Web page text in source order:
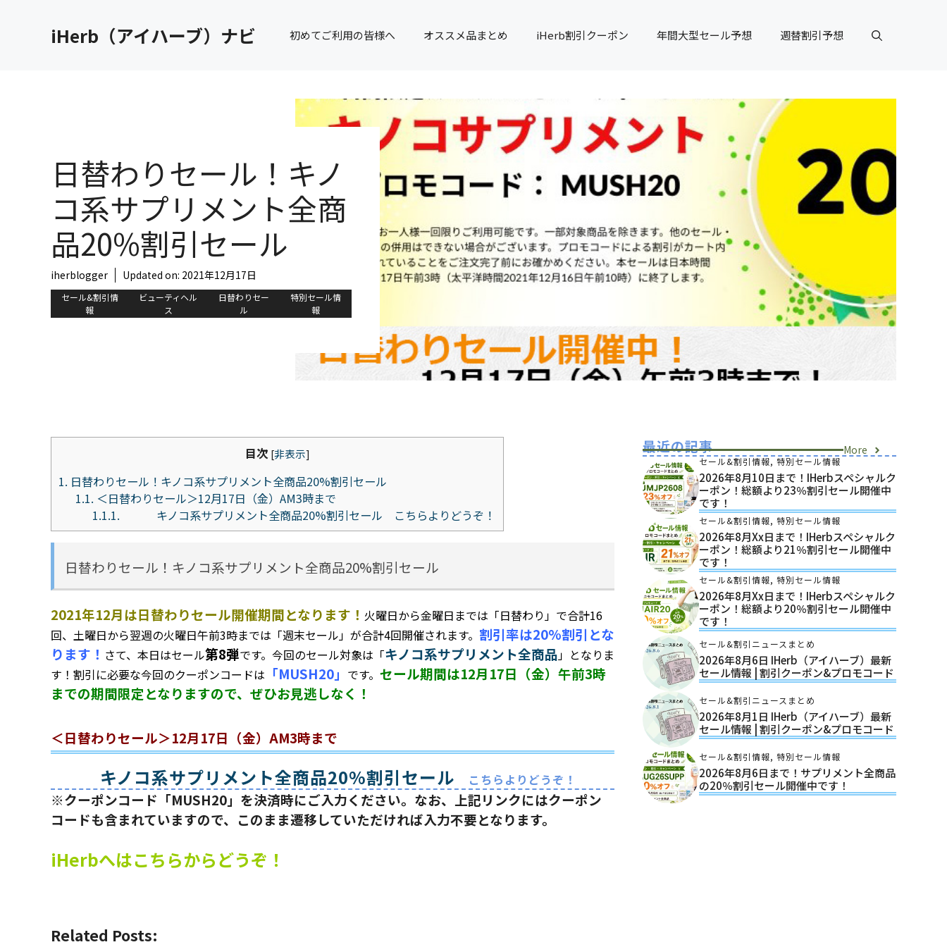
iHerb（アイハーブ）ナビ 初めてご利用の皆様へ オススメ品まとめ iHerb割引クーポン 年間大型セール予想 週替割引予想
日替わりセール！キノ
コ系サプリメント全商
品20%割引セール
iherblogger Updated on: 2021年12月17日
セール&割引情
報
ビューティヘル
ス
日替わりセー
ル
特別セール情
報
目次 [非表示]
1. 日替わりセール！キノコ系サプリメント全商品20%割引セール
1.1. ＜日替わりセール＞12月17日（金）AM3時まで
1.1.1. キノコ系サプリメント全商品20%割引セール こちらよりどうぞ！
日替わりセール！キノコ系サプリメント全商品20%割引セール
2021年12月は日替わりセール開催期間となります！ 火曜日から金曜日までは「日替わり」で合計16
回、土曜日から翌週の火曜日午前3時までは「週末セール」が合計4回開催されます。 割引率は20%割引とな
ります！ さて、本日はセール第8弾です。今回のセール対象は「キノコ系サプリメント全商品」となりま
す！割引に必要な今回のクーポンコードは 「MUSH20」 です。 セール期間は12月17日（金）午前3時
までの期間限定となりますので、ぜひお見逃しなく！
＜日替わりセール＞12月17日（金）AM3時まで
キノコ系サプリメント全商品20%割引セール こちらよりどうぞ！
※クーポンコード「MUSH20」を決済時にご入力ください。なお、上記リンクにはクーポン
コードも含まれていますので、このまま遷移していただければ入力不要となります。
iHerbへはこちらからどうぞ！
Related Posts:
最近の記事 More
セール&割引情報, 特別セール情報
2026年8月10日まで！iHerbスペシャルク
ーポン！総額より23％割引セール開催中
です！
セール&割引情報, 特別セール情報
2026年8月xx日まで！iHerbスペシャルク
ーポン！総額より21％割引セール開催中
です！
セール&割引情報, 特別セール情報
2026年8月xx日まで！iHerbスペシャルク
ーポン！総額より20％割引セール開催中
です！
セール&割引ニュースまとめ
2026年8月6日 IHerb（アイハーブ）最新
セール情報 | 割引クーポン&プロモコード
セール&割引ニュースまとめ
2026年8月1日 IHerb（アイハーブ）最新
セール情報 | 割引クーポン&プロモコード
セール&割引情報, 特別セール情報
2026年8月6日まで！サプリメント全商品
の20％割引セール開催中です！